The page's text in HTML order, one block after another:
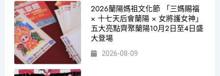
2026蘭陽媽祖文化節 「三媽賜福
× 十七天后會蘭陽 × 女將護女神」
五大亮點齊聚蘭陽10月2日至4日盛
大登場
2026-08-09